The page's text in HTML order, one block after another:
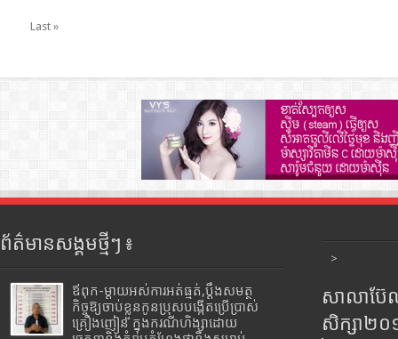
Last »
ព័ត៌មានសង្គមថ្មីៗ ៖
ឪពុក-ម្ដាយអស់ការអត់ធ្មត់,ប្ដឹងសមត្ថ
កិច្ចឱ្យចាប់ខ្លួនកូនប្រុសបង្កើតប្រើប្រាស់
គ្រឿងញៀន ក្នុងករណីហិង្សាដោយ
>
សាលាប៊ែ
សិក្សា២